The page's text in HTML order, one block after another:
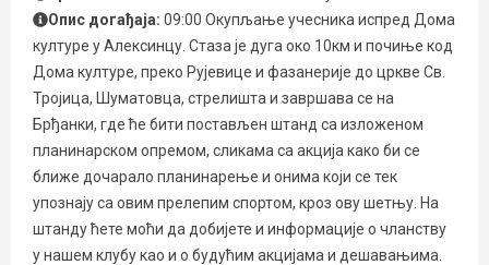
Опис догађаја: 09:00 Окупљање учесника испред Дома
културе у Алексинцу. Стаза је дуга око 10км и почиње код
Дома културе, преко Рујевице и фазанерије до цркве Св.
Тројица, Шуматовца, стрелишта и завршава се на
Брђанки, где ће бити постављен штанд са изложеном
планинарском опремом, сликама са акција како би се
ближе дочарало планинарење и онима који се тек
упознају са овим прелепим спортом, кроз ову шетњу. На
штанду ћете моћи да добијете и информације о чланству
у нашем клубу као и о будућим акцијама и дешавањима.